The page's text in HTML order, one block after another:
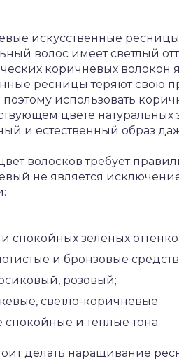
искусственные ресницы
волос имеет светлый
коричневых волокон
ресницы теряют свою
использовать
цвете
и естественный образ
волосков требует
не является
спокойных зеленых
и бронзовые
розовый;
светло-коричневые;
спокойные и теплые тона.
делать наращивание